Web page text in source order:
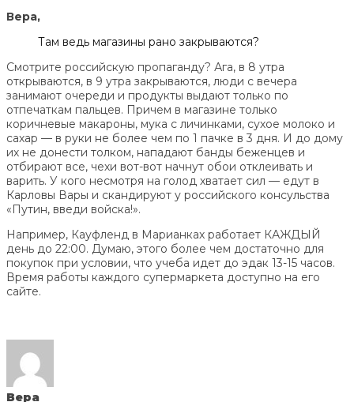
Вера,
Там ведь магазины рано закрываются?
Смотрите российскую пропаганду? Ага, в 8 утра
открываются, в 9 утра закрываются, люди с вечера
занимают очереди и продукты выдают только по
отпечаткам пальцев. Причем в магазине только
коричневые макароны, мука с личинками, сухое молоко и
сахар — в руки не более чем по 1 пачке в 3 дня. И до дому
их не донести толком, нападают банды беженцев и
отбирают все, чехи вот-вот начнут обои отклеивать и
варить. У кого несмотря на голод хватает сил — едут в
Карловы Вары и скандируют у российского консульства
«Путин, введи войска!».
Например, Кауфленд в Марианках работает КАЖДЫЙ
день до 22:00. Думаю, этого более чем достаточно для
покупок при условии, что учеба идет до эдак 13-15 часов.
Время работы каждого супермаркета доступно на его
сайте.
Вера